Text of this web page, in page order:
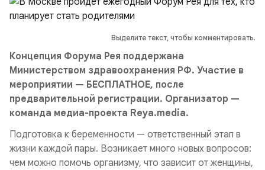
Выделите текст, чтобы комментировать.
Концепция Форума Рея поддержана
Министерством здравоохранения РФ. Участие в
мероприятии — БЕСПЛАТНОЕ, после
предварительной регистрации. Организатор —
команда медиа-проекта Reya.media.
Подготовка к беременности — ответственный этап в
жизни каждой пары. Возникает много новых вопросов:
чем можно помочь организму, что зависит от женщины,